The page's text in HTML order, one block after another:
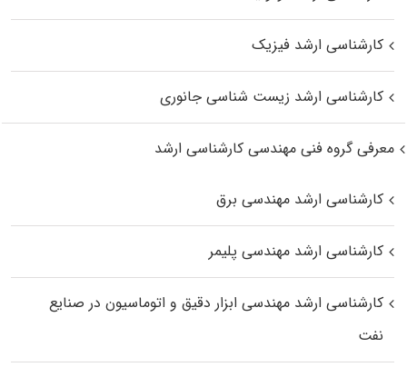
کارشناسی ارشد فیزیک
کارشناسی ارشد زیست‌ شناسی جانوری
معرفی گروه فنی مهندسی کارشناسی ارشد
کارشناسی ارشد مهندسی برق
کارشناسی ارشد مهندسی پلیمر
کارشناسی ارشد مهندسی ابزار دقیق و اتوماسیون در صنایع
نفت